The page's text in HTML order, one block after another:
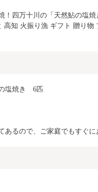
万十川の「天然鮎の塩焼き」6匹　
高知 火振り漁 ギフト 贈り物
塩焼き　6匹
あるので、ご家庭でもすぐ